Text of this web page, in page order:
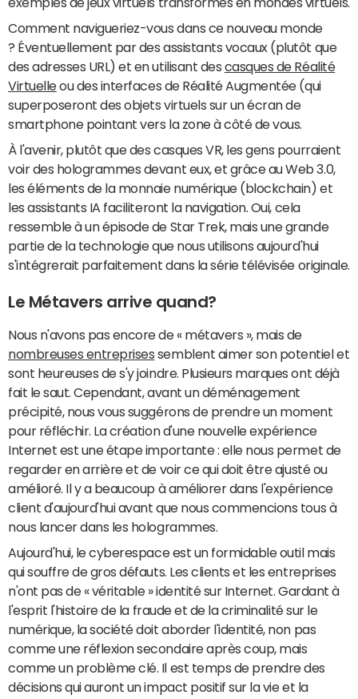
Comment navigueriez-vous dans ce nouveau monde
? Éventuellement par des assistants vocaux (plutôt que
des adresses URL) et en utilisant des casques de Réalité
Virtuelleou des interfaces de Réalité Augmentée (qui
superposeront des objets virtuels sur un écran de
smartphone pointant vers la zone à côté de vous.
À l'avenir, plutôt que des casques VR, les gens pourraient
voir des hologrammes devant eux, et grâce au Web 3.0,
les éléments de la monnaie numérique (blockchain) et
les assistants IA faciliteront la navigation. Oui, cela
ressemble à un épisode de Star Trek, mais une grande
partie de la technologie que nous utilisons aujourd'hui
s'intégrerait parfaitement dans la série télévisée originale.
Le Métavers arrive quand?
Nous n'avons pas encore de « métavers », mais de
nombreuses entreprises semblent aimer son potentiel et
sont heureuses de s'y joindre. Plusieurs marques ont déjà
fait le saut. Cependant, avant un déménagement
précipité, nous vous suggérons de prendre un moment
pour réfléchir. La création d'une nouvelle expérience
Internet est une étape importante : elle nous permet de
regarder en arrière et de voir ce qui doit être ajusté ou
amélioré. Il y a beaucoup à améliorer dans l'expérience
client d'aujourd'hui avant que nous commencions tous à
nous lancer dans les hologrammes.
Aujourd'hui, le cyberespace est un formidable outil mais
qui souffre de gros défauts. Les clients et les entreprises
n'ont pas de « véritable » identité sur Internet. Gardant à
l'esprit l'histoire de la fraude et de la criminalité sur le
numérique, la société doit aborder l'identité, non pas
comme une réflexion secondaire après coup, mais
comme un problème clé. Il est temps de prendre des
décisions qui auront un impact positif sur la vie et la